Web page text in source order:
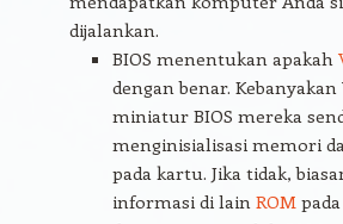
dijalankan.
BIOS menentukan apakah
dengan benar.
miniatur BIOS mereka
menginisialisasi memori
pada kartu. Jika tidak,
informasi di lain ROM